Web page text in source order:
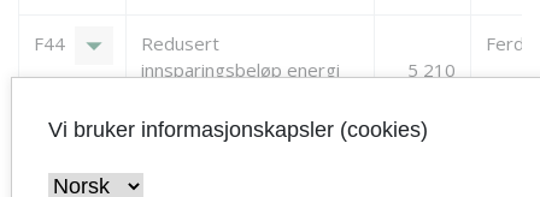
F44 arrow_drop_down
Redusert
innsparingsbeløp energi
5 210
Fellesnemnd for
Vi bruker informasjonskapsler (cookies)